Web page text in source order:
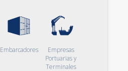
Embarcadores
Empresas
Portuarias y
Terminales